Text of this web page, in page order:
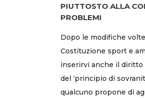
PIUTTOSTO ALLA
PROBLEMI
Dopo le modifiche
Costituzione sport e
inserirvi anche il diritto
del ‘principio di
qualcuno propone di